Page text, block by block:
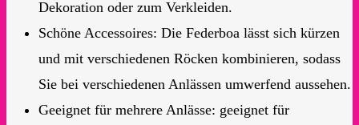
Dekoration oder zum Verkleiden.
Schöne Accessoires: Die Federboa lässt sich kürzen
und mit verschiedenen Röcken kombinieren, sodass
Sie bei verschiedenen Anlässen umwerfend aussehen.
Geeignet für mehrere Anlässe: geeignet für